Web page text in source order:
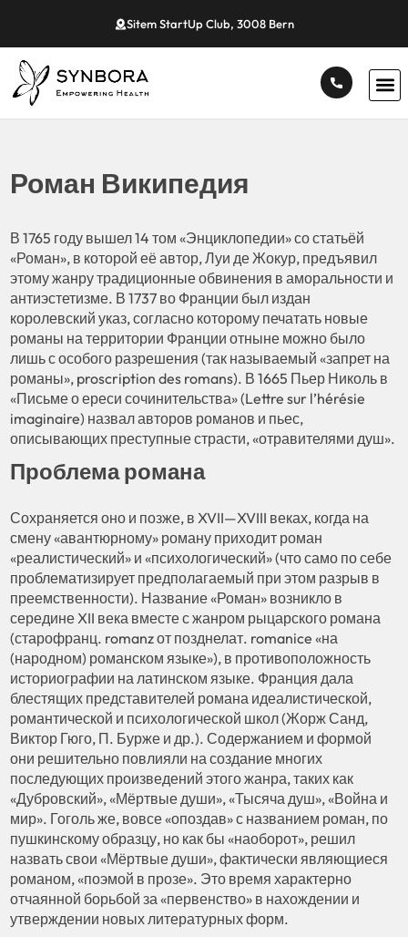
Sitem StartUp Club, 3008 Bern
Роман Википедия
В 1765 году вышел 14 том «Энциклопедии» со статьёй
«Роман», в которой её автор, Луи де Жокур, предъявил
этому жанру традиционные обвинения в аморальности и
антиэстетизме. В 1737 во Франции был издан
королевский указ, согласно которому печатать новые
романы на территории Франции отныне можно было
лишь с особого разрешения (так называемый «запрет на
романы», proscription des romans). В 1665 Пьер Николь в
«Письме о ереси сочинительства» (Lettre sur l’hérésie
imaginaire) назвал авторов романов и пьес,
описывающих преступные страсти, «отравителями душ».
Проблема романа
Сохраняется оно и позже, в XVII—XVIII веках, когда на
смену «авантюрному» роману приходит роман
«реалистический» и «психологический» (что само по себе
проблематизирует предполагаемый при этом разрыв в
преемственности). Название «Роман» возникло в
середине XII века вместе с жанром рыцарского романа
(старофранц. romanz от позднелат. romanice «на
(народном) романском языке»), в противоположность
историографии на латинском языке. Франция дала
блестящих представителей романа идеалистической,
романтической и психологической школ (Жорж Санд,
Виктор Гюго, П. Бурже и др.). Содержанием и формой
они решительно повлияли на создание многих
последующих произведений этого жанра, таких как
«Дубровский», «Мёртвые души», «Тысяча душ», «Война и
мир». Гоголь же, вовсе «опоздав» с названием роман, по
пушкинскому образцу, но как бы «наоборот», решил
назвать свои «Мёртвые души», фактически являющиеся
романом, «поэмой в прозе». Это время характерно
отчаянной борьбой за «первенство» в нахождении и
утверждении новых литературных форм.